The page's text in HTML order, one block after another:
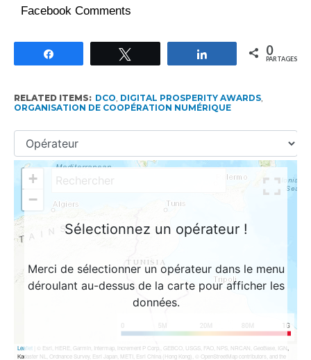
Facebook Comments
Partagez 0
PARTAGES
RELATED ITEMS: DCO, DIGITAL PROSPERITY AWARDS,
ORGANISATION DE COOPÉRATION NUMÉRIQUE